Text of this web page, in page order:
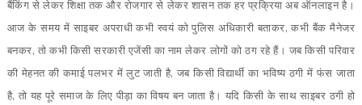
बैंकिंग से लेकर शिक्षा तक और रोजगार से लेकर शासन तक हर प्रक्रिया अब ऑनलाइन है।
आज के समय में साइबर अपराधी कभी स्वयं को पुलिस अधिकारी बताकर, कभी बैंक मैनेजर
बनकर, तो कभी किसी सरकारी एजेंसी का नाम लेकर लोगों को ठग रहे हैं। जब किसी परिवार
की मेहनत की कमाई पलभर में लुट जाती है, जब किसी विद्यार्थी का भविष्य ठगी में फंस जाता
है, तो यह पूरे समाज के लिए पीड़ा का विषय बन जाता है। यदि किसी के साथ साइबर ठगी हो